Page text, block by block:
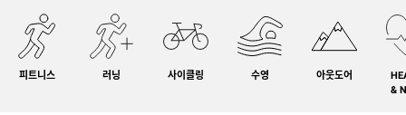
피트니스 러닝 사이클링 수영 아웃도어
&